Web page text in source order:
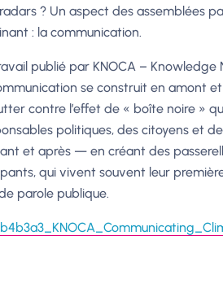
? Un aspect des assemblées
: la communication.
publié par KNOCA – Knowledge
se construit en amont
contre l’effet de « boîte noire »
politiques, des citoyens et
et après — en créant des
qui vivent souvent leur
parole publique.